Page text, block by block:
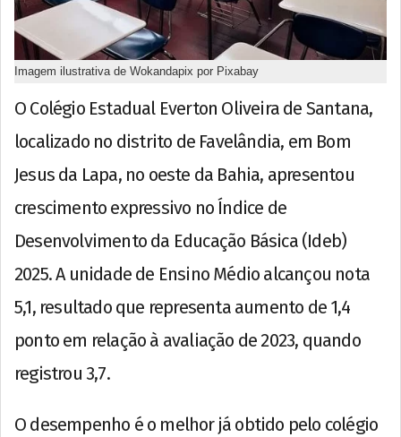
Imagem ilustrativa de Wokandapix por Pixabay
O Colégio Estadual Everton Oliveira de Santana,
localizado no distrito de Favelândia, em Bom
Jesus da Lapa, no oeste da Bahia, apresentou
crescimento expressivo no Índice de
Desenvolvimento da Educação Básica (Ideb)
2025. A unidade de Ensino Médio alcançou nota
5,1, resultado que representa aumento de 1,4
ponto em relação à avaliação de 2023, quando
registrou 3,7.
O desempenho é o melhor já obtido pelo colégio